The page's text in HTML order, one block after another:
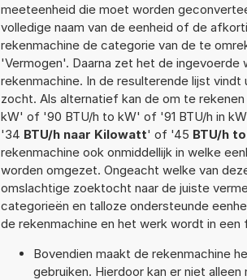
meeteenheid die moet worden
volledige naam van de eenheid of de
rekenmachine de categorie van de te
'Vermogen'. Daarna zet het de ingevoerde
rekenmachine. In de resulterende lijst
zocht. Als alternatief kan de om te
kW' of '90 BTU/h to kW' of '91 BTU/h in
'34 BTU/h naar Kilowatt' of '45 BTU/h
rekenmachine ook onmiddellijk in welke
worden omgezet. Ongeacht welke van
omslachtige zoektocht naar de juiste
categorieën en talloze ondersteunde
de rekenmachine en het werk wordt in
Bovendien maakt de rekenmachine
gebruiken. Hierdoor kan er niet